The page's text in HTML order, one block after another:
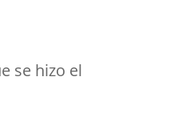
se hizo el